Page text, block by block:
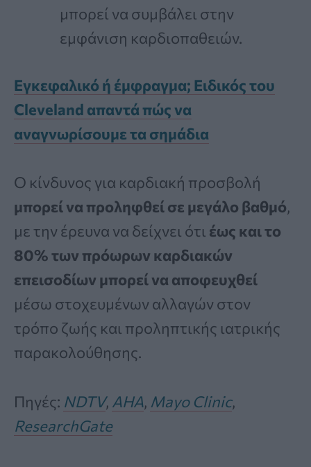
μπορεί να συμβάλει στην
εμφάνιση καρδιοπαθειών.
Εγκεφαλικό ή έμφραγμα; Ειδικός του
Cleveland απαντά πώς να
αναγνωρίσουμε τα σημάδια
Ο κίνδυνος για καρδιακή προσβολή
μπορεί να προληφθεί σε μεγάλο βαθμό,
με την έρευνα να δείχνει ότι έως και το
80% των πρόωρων καρδιακών
επεισοδίων μπορεί να αποφευχθεί
μέσω στοχευμένων αλλαγών στον
τρόπο ζωής και προληπτικής ιατρικής
παρακολούθησης.
Πηγές: NDTV, AHA, Mayo Clinic,
ResearchGate